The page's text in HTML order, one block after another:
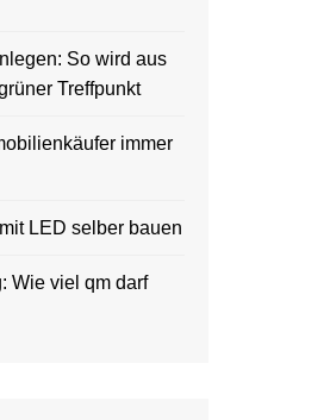
So wird aus
Treffpunkt
immer
LED selber bauen
Wie viel qm darf